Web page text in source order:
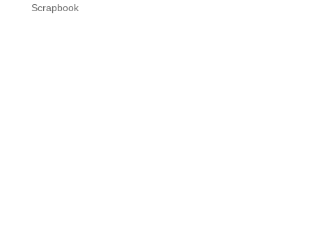
Scrapbook